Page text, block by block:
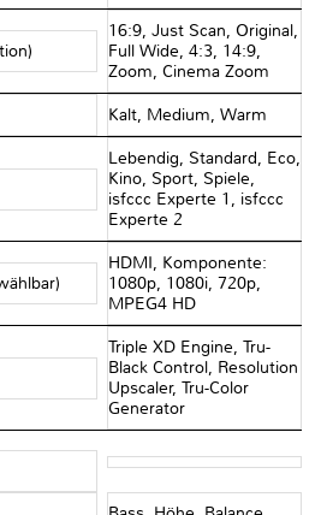
16:9, Just Scan, Original,
Full Wide, 4:3, 14:9,
Zoom, Cinema Zoom
Kalt, Medium, Warm
Lebendig, Standard, Eco,
Kino, Sport, Spiele,
isfccc Experte 1, isfccc
Experte 2
HDMI, Komponente:
1080p, 1080i, 720p,
MPEG4 HD
Triple XD Engine, Tru-
Black Control, Resolution
Upscaler, Tru-Color
Generator